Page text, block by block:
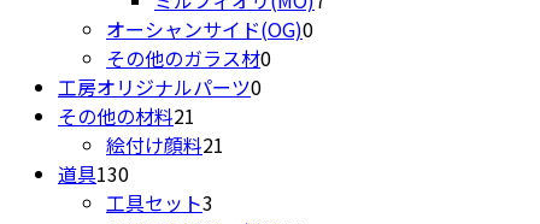
品
の
オーシャンサイド(OG)00
その他のガラス材00
工房オリジナルパーツ00
その他の材料21
個
商
絵付け顔料21
道具130130
個
工具セット3